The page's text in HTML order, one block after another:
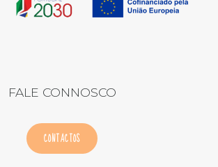
FALE CONNOSCO
CONTACTOS